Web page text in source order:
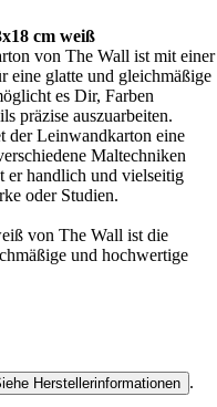
cm weiß
von The Wall ist mit einer
eine glatte und gleichmäßige
es Dir, Farben
präzise auszuarbeiten.
der Leinwandkarton eine
Maltechniken
er handlich und vielseitig
oder Studien.
von The Wall ist die
und hochwertige
Herstellerinformationen .